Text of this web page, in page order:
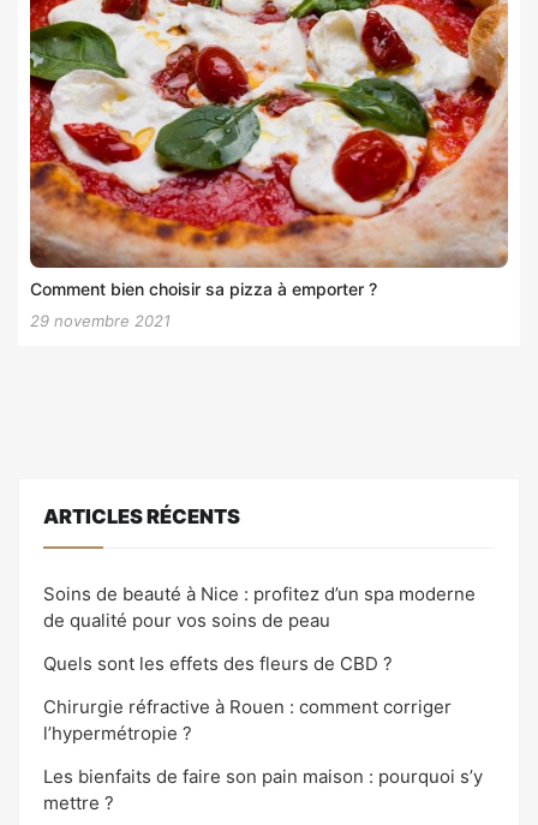
Comment bien choisir sa pizza à emporter ?
29 novembre 2021
ARTICLES RÉCENTS
Soins de beauté à Nice : profitez d’un spa moderne
de qualité pour vos soins de peau
Quels sont les effets des fleurs de CBD ?
Chirurgie réfractive à Rouen : comment corriger
l’hypermétropie ?
Les bienfaits de faire son pain maison : pourquoi s’y
mettre ?